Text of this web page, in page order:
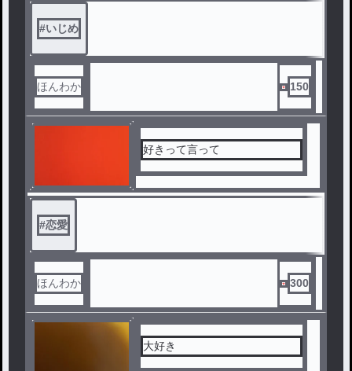
#いじめ
ほんわか 150
好きって言って
#恋愛
ほんわか 300
大好き